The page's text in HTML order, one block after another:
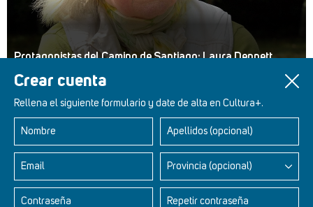
Crear cuenta
Rellena el siguiente formulario y date de alta en Cultura+.
Nombre Apellidos (opcional)
Email Provincia (opcional)
Contraseña Repetir contraseña
Protagonistas del Camino de Santiago: Laura Dennett
Retablos Renacentistas Este de León